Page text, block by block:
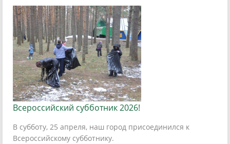
Всероссийский субботник 2026!
В субботу, 25 апреля, наш город присоединился к
Всероссийскому субботнику.